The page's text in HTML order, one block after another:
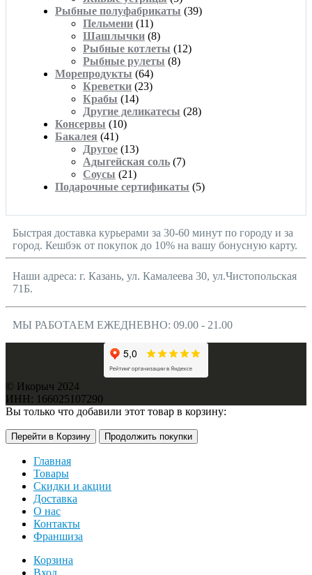
Рыбные полуфабрикаты (39)
Пельмени (11)
Шашлычки (8)
Рыбные котлеты (12)
Рыбные рулеты (8)
Морепродукты (64)
Креветки (23)
Крабы (14)
Другие деликатесы (28)
Консервы (10)
Бакалея (41)
Другое (13)
Адыгейская соль (7)
Соусы (21)
Подарочные сертификаты (5)
Быстрая доставка курьерами за 30-60 минут по городу и за
город. Кешбэк от покупок до 10% на вашу бонусную карту.
Наши адреса: г. Казань, ул. Камалеева 30, ул.Чистопольская
71Б.
МЫ РАБОТАЕМ ЕЖЕДНЕВНО: 09.00 - 21.00
© Икорыч 2024
ИНН: 166025107290
Вы только что добавили этот товар в корзину:
Перейти в Корзину Продолжить покупки
Главная
Товары
Скидки и акции
Доставка
О нас
Контакты
Франшиза
Корзина